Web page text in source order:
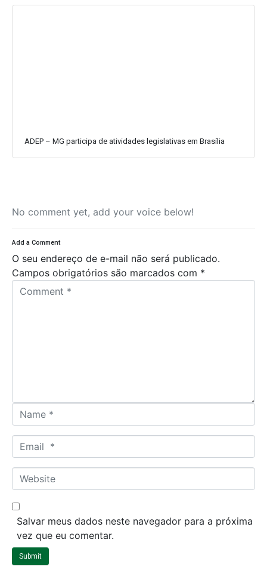
ADEP – MG participa de atividades legislativas em Brasília
No comment yet, add your voice below!
Add a Comment
O seu endereço de e-mail não será publicado.
Campos obrigatórios são marcados com *
a
m
*
m
a
*
W
e
b
t
Salvar meus dados neste navegador para a próxima
vez que eu comentar.
Submit